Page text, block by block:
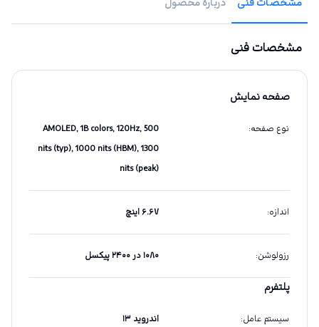
مشخصات فنی دربارهٔ محصول
مشخصات فنی
صفحه نمایش
نوع صفحه:
AMOLED, 1B colors, 120Hz, 500
nits (typ), 1000 nits (HBM), 1300
nits (peak)
اندازه: ۶.۶۷ اینچ
رزولوشن: ۱۰۸۰ در ۲۴۰۰ پیکسل
پلتفرم
سیستم عامل: اندروید ۱۳